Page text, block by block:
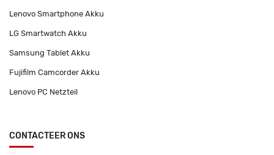
Lenovo Smartphone Akku
LG Smartwatch Akku
Samsung Tablet Akku
Fujifilm Camcorder Akku
Lenovo PC Netzteil
CONTACTEER ONS